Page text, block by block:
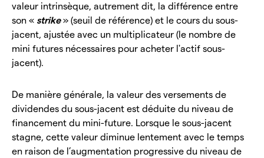
valeur intrinsèque, autrement dit, la différence entre
son « strike» (seuil de référence) et le cours du sous-
jacent, ajustée avec un multiplicateur (le nombre de
mini futures nécessaires pour acheter l'actif sous-
jacent).
De manière générale, la valeur des versements de
dividendes du sous-jacent est déduite du niveau de
financement du mini-future. Lorsque le sous-jacent
stagne, cette valeur diminue lentement avec le temps
en raison de l’augmentation progressive du niveau de